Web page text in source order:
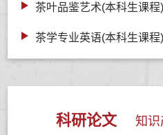
茶叶品鉴艺术(本科生课程)
茶学专业英语(本科生课程)
科研论文 知识